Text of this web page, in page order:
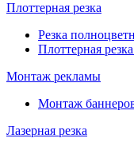
Плоттерная резка
Резка
Плоттерная
Монтаж рекламы
Монтаж
Лазерная резка